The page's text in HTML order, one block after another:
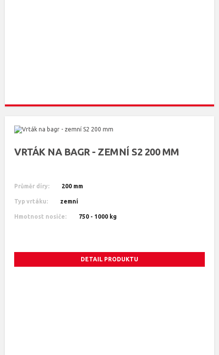
VRTÁK NA BAGR - ZEMNÍ S2 200 MM
Průměr díry: 200 mm
Typ vrtáku: zemní
Hmotnost nosiče: 750 - 1000 kg
DETAIL PRODUKTU